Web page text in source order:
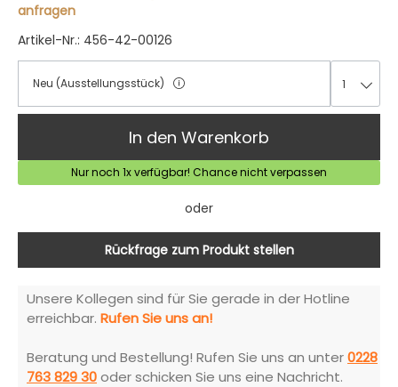
anfragen
Artikel-Nr.: 456-42-00126
Neu (Ausstellungsstück) 1
In den Warenkorb
Nur noch 1x verfügbar! Chance nicht verpassen
oder
Rückfrage zum Produkt stellen
Unsere Kollegen sind für Sie gerade in der Hotline
erreichbar. Rufen Sie uns an!
Beratung und Bestellung! Rufen Sie uns an unter0228
763 829 30oder schicken Sie uns eine Nachricht.